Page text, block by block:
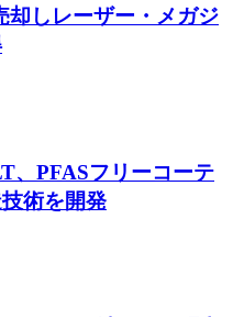
しレーザー・メガジ
、PFASフリーコーテ
術を開発